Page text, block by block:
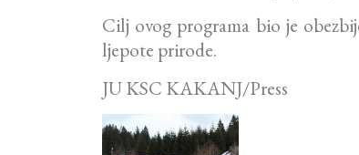
Cilj ovog programa bio je
ljepote prirode.
JU KSC KAKANJ/Press